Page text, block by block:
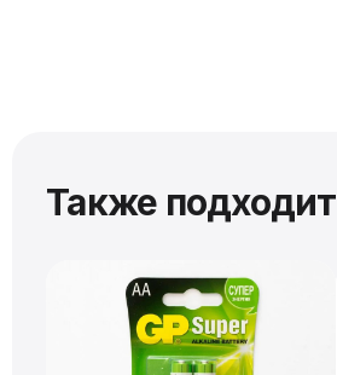
Также подходит